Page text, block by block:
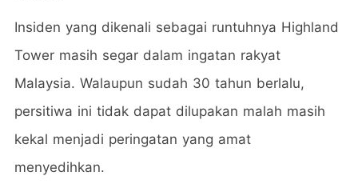
Insiden yang dikenali sebagai runtuhnya Highland
Tower masih segar dalam ingatan rakyat
Malaysia. Walaupun sudah 30 tahun berlalu,
persitiwa ini tidak dapat dilupakan malah masih
kekal menjadi peringatan yang amat
menyedihkan.